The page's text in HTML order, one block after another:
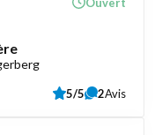
5/5 2Avis